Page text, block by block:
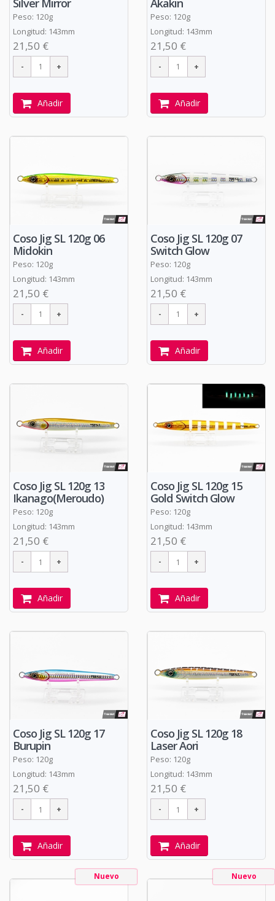
Peso: 120g
Longitud: 143mm
21,50 €
Añadir
Peso: 120g
Longitud: 143mm
21,50 €
Añadir
Coso Jig SL 120g 06
Midokin
Peso: 120g
Longitud: 143mm
21,50 €
Añadir
Coso Jig SL 120g 07
Switch Glow
Peso: 120g
Longitud: 143mm
21,50 €
Añadir
Coso Jig SL 120g 13
Ikanago(Meroudo)
Peso: 120g
Longitud: 143mm
21,50 €
Añadir
Coso Jig SL 120g 15
Gold Switch Glow
Peso: 120g
Longitud: 143mm
21,50 €
Añadir
Coso Jig SL 120g 17
Burupin
Peso: 120g
Longitud: 143mm
21,50 €
Añadir
Coso Jig SL 120g 18
Laser Aori
Peso: 120g
Longitud: 143mm
21,50 €
Añadir
Nuevo Nuevo